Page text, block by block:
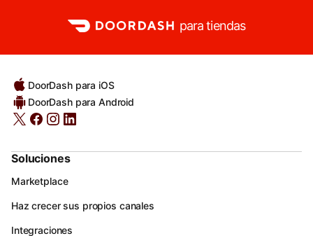
para tiendas
DoorDash para iOS
DoorDash para Android
Soluciones
Marketplace
Haz crecer sus propios canales
Integraciones